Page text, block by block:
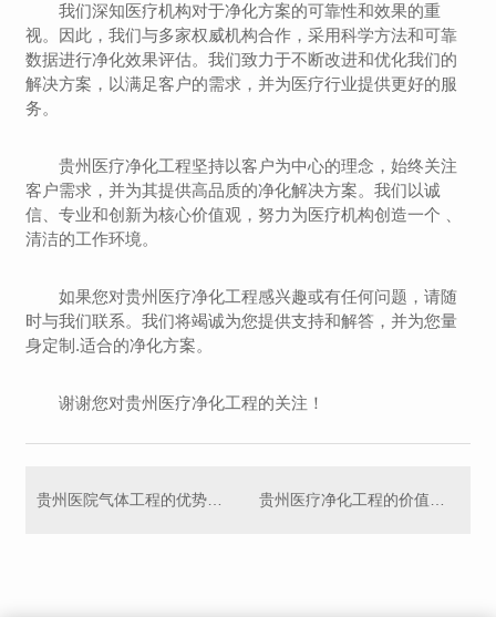
我们深知医疗机构对于净化方案的可靠性和效果的重
视。因此，我们与多家权威机构合作，采用科学方法和可靠
数据进行净化效果评估。我们致力于不断改进和优化我们的
解决方案，以满足客户的需求，并为医疗行业提供更好的服
务。
贵州医疗净化工程坚持以客户为中心的理念，始终关注
客户需求，并为其提供高品质的净化解决方案。我们以诚
信、专业和创新为核心价值观，努力为医疗机构创造一个 、
清洁的工作环境。
如果您对贵州医疗净化工程感兴趣或有任何问题，请随
时与我们联系。我们将竭诚为您提供支持和解答，并为您量
身定制.适合的净化方案。
谢谢您对贵州医疗净化工程的关注！